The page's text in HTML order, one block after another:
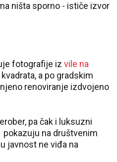
ništa sporno - ističe izvor
fotografije iz vile na
a po gradskim
renoviranje izdvojeno
pa čak i luksuzni
pokazuju na društvenim
javnost ne viđa na